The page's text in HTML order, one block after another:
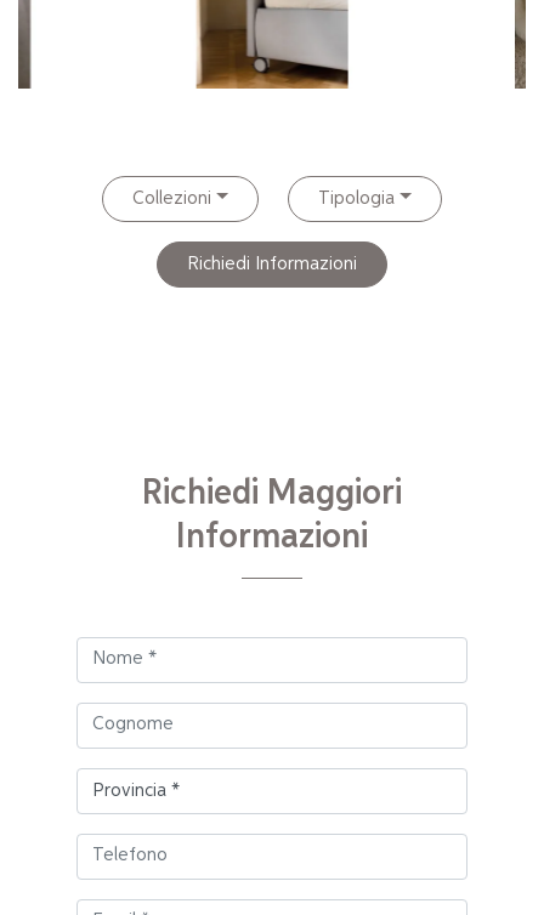
Collezioni Tipologia
Richiedi Informazioni
Richiedi Maggiori
Informazioni